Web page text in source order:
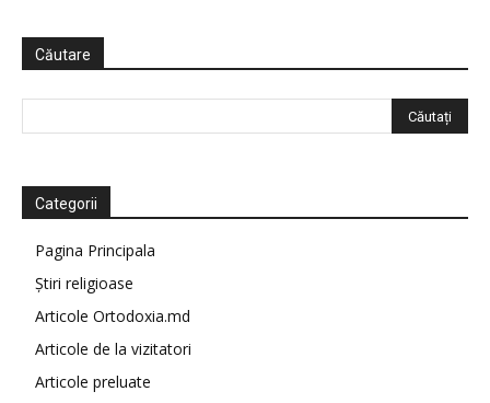
Căutare
Categorii
Pagina Principala
Știri religioase
Articole Ortodoxia.md
Articole de la vizitatori
Articole preluate